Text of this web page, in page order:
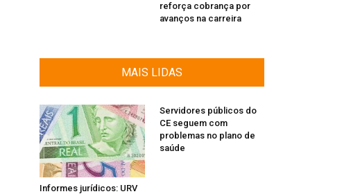
reforça cobrança por
avanços na carreira
MAIS LIDAS
Informes jurídicos: URV
Servidores públicos do
CE seguem com
problemas no plano de
saúde